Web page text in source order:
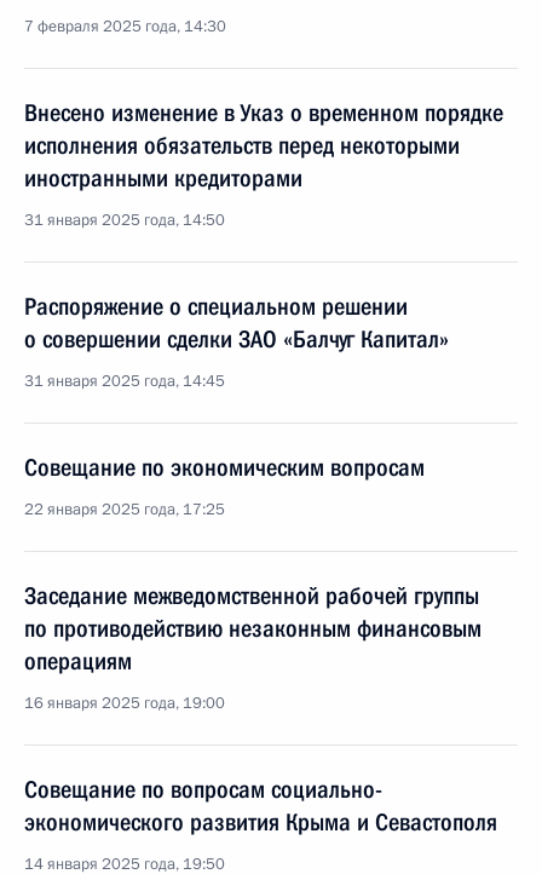
7 февраля 2025 года, 14:30
Внесено изменение в Указ о временном порядке
исполнения обязательств перед некоторыми
иностранными кредиторами
31 января 2025 года, 14:50
Распоряжение о специальном решении
о совершении сделки ЗАО «Балчуг Капитал»
31 января 2025 года, 14:45
Совещание по экономическим вопросам
22 января 2025 года, 17:25
Заседание межведомственной рабочей группы
по противодействию незаконным финансовым
операциям
16 января 2025 года, 19:00
Совещание по вопросам социально-
экономического развития Крыма и Севастополя
14 января 2025 года, 19:50